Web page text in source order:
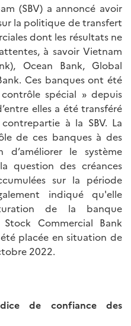
(SBV) a annoncé avoir
la politique de transfert
dont les résultats ne
à savoir Vietnam
Ocean Bank, Global
Ces banques ont été
spécial » depuis
elles a été transféré
à la SBV. La
de ces banques à des
d’améliorer le système
question des créances
sur la période
indiqué qu'elle
de la banque
Commercial Bank
placée en situation de
2022.
de confiance des